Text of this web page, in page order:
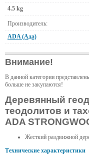
4.5 kg
Производитель:
ADA (Ада)
Внимание!
В данной категории
больше не закупаются!
Деревянный
теодолитов и
ADA
Жесткий раздвижной
Технические характеристики